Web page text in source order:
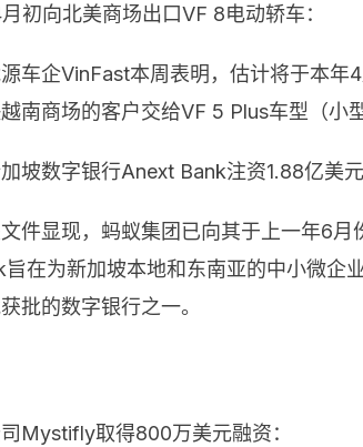
初向北美商场出口VF 8电动轿车：
车企VinFast本周表明，估计将于本
南商场的客户交给VF 5 Plus车型（小
坡数字银行Anext Bank注资1.88亿美元
件显现，蚂蚁集团已向其于上一年6
在为新加坡本地和东南亚的中小微企
批的数字银行之一。
Mystifly取得800万美元融资：